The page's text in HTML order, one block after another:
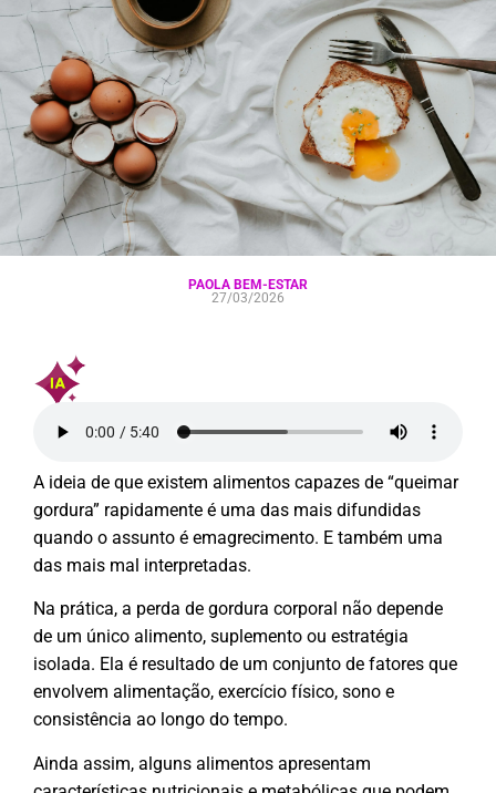
PAOLA BEM-ESTAR
27/03/2026
A ideia de que existem alimentos capazes de “queimar
gordura” rapidamente é uma das mais difundidas
quando o assunto é emagrecimento. E também uma
das mais mal interpretadas.
Na prática, a perda de gordura corporal não depende
de um único alimento, suplemento ou estratégia
isolada. Ela é resultado de um conjunto de fatores que
envolvem alimentação, exercício físico, sono e
consistência ao longo do tempo.
Ainda assim, alguns alimentos apresentam